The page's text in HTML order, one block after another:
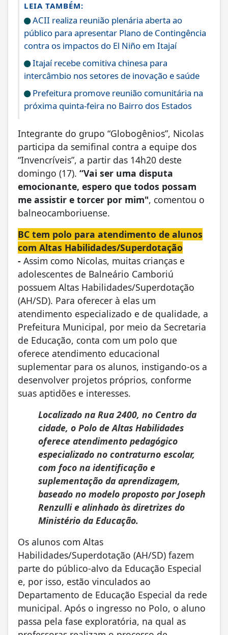
LEIA TAMBÉM:
ACII realiza reunião plenária aberta ao
público para apresentar Plano de Contingência
contra os impactos do El Niño em Itajaí
Itajaí recebe comitiva chinesa para
intercâmbio nos setores de inovação e saúde
Prefeitura promove reunião comunitária na
próxima quinta-feira no Bairro dos Estados
Integrante do grupo “Globogênios”, Nicolas
participa da semifinal contra a equipe dos
“Invencríveis”, a partir das 14h20 deste
domingo (17). “Vai ser uma disputa
emocionante, espero que todos possam
me assistir e torcer por mim", comentou o
balneocamboriuense.
BC tem polo para atendimento de alunos
com Altas Habilidades/Superdotação
- Assim como Nicolas, muitas crianças e
adolescentes de Balneário Camboriú
possuem Altas Habilidades/Superdotação
(AH/SD). Para oferecer à elas um
atendimento especializado e de qualidade, a
Prefeitura Municipal, por meio da Secretaria
de Educação, conta com um polo que
oferece atendimento educacional
suplementar para os alunos, instigando-os a
desenvolver projetos próprios, conforme
suas aptidões e interesses.
Localizado na Rua 2400, no Centro da
cidade, o Polo de Altas Habilidades
oferece atendimento pedagógico
especializado no contraturno escolar,
com foco na identificação e
suplementação da aprendizagem,
baseado no modelo proposto por Joseph
Renzulli e alinhado às diretrizes do
Ministério da Educação.
Os alunos com Altas
Habilidades/Superdotação (AH/SD) fazem
parte do público-alvo da Educação Especial
e, por isso, estão vinculados ao
Departamento de Educação Especial da rede
municipal. Após o ingresso no Polo, o aluno
passa pela fase exploratória, na qual as